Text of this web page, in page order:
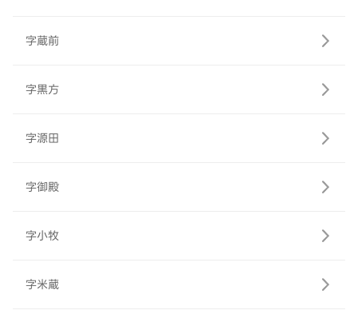
字蔵前
字黒方
字源田
字御殿
字小牧
字米蔵